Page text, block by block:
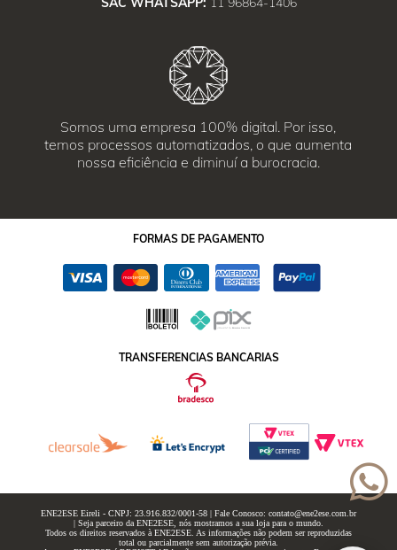
Somos uma empresa 100% digital. Por isso,
temos processos automatizados, o que aumenta
nossa eficiência e diminuí a burocracia.
FORMAS DE PAGAMENTO
TRANSFERENCIAS BANCARIAS
ENE2ESE Eireli - CNPJ: 23.916.832/0001-58 | Fale Conosco: contato@ene2ese.com.br
| Seja parceiro da ENE2ESE, nós mostramos a sua loja para o mundo.
Todos os direitos reservados à ENE2ESE. As informações não podem ser reproduzidas
total ou parcialmente sem autorização prévia.